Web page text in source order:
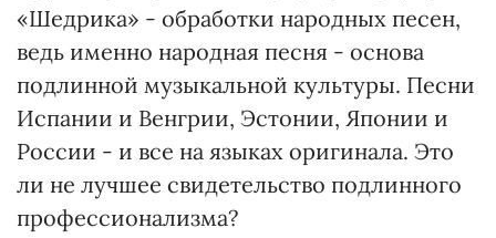
«Шедрика» - обработки народных песен,
ведь именно народная песня - основа
подлинной музыкальной культуры. Песни
Испании и Венгрии, Эстонии, Японии и
России - и все на языках оригинала. Это
ли не лучшее свидетельство подлинного
профессионализма?